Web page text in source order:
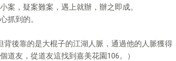
案，疑案難案，遇上就辦，辦之即成。
抓到的。
後靠的是大棍子的江湖人脈，通過他的人脈獲得
道友，從道友這找到嘉美花園106。）